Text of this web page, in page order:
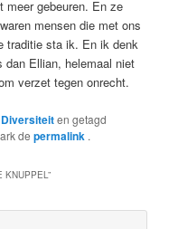
meer gebeuren. En ze
mensen die met ons
traditie sta ik. En ik denk
dan Ellian, helemaal niet
verzet tegen onrecht.
Diversiteiten getagd
depermalink .
KNUPPEL”